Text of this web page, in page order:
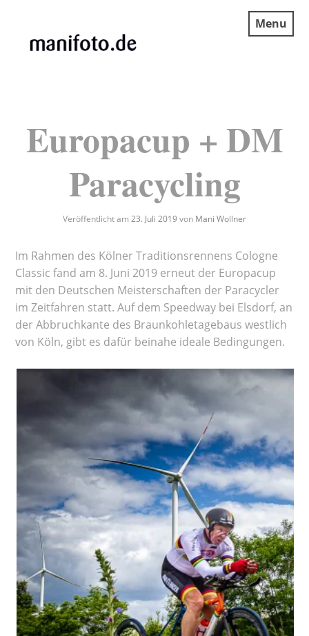
content
Menu
Europacup + DM
Paracycling
Veröffentlicht am 23. Juli 2019 von Mani Wollner
Im Rahmen des Kölner Traditionsrennens Cologne
Classic fand am 8. Juni 2019 erneut der Europacup
mit den Deutschen Meisterschaften der Paracycler
im Zeitfahren statt. Auf dem Speedway bei Elsdorf, an
der Abbruchkante des Braunkohletagebaus westlich
von Köln, gibt es dafür beinahe ideale Bedingungen.